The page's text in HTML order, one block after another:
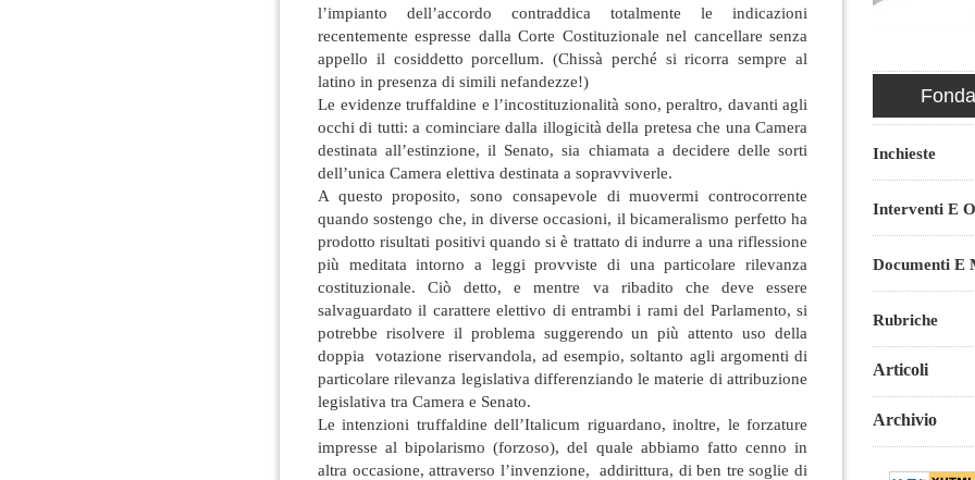
l’impianto dell’accordo contraddica totalmente le indicazioni
recentemente espresse dalla Corte Costituzionale nel cancellare senza
appello il cosiddetto porcellum. (Chissà perché si ricorra sempre al
latino in presenza di simili nefandezze!)
Le evidenze truffaldine e l’incostituzionalità sono, peraltro, davanti agli
occhi di tutti: a cominciare dalla illogicità della pretesa che una Camera
destinata all’estinzione, il Senato, sia chiamata a decidere delle sorti
dell’unica Camera elettiva destinata a sopravviverle.
A questo proposito, sono consapevole di muovermi controcorrente
quando sostengo che, in diverse occasioni, il bicameralismo perfetto ha
prodotto risultati positivi quando si è trattato di indurre a una riflessione
più meditata intorno a leggi provviste di una particolare rilevanza
costituzionale. Ciò detto, e mentre va ribadito che deve essere
salvaguardato il carattere elettivo di entrambi i rami del Parlamento, si
potrebbe risolvere il problema suggerendo un più attento uso della
doppia votazione riservandola, ad esempio, soltanto agli argomenti di
particolare rilevanza legislativa differenziando le materie di attribuzione
legislativa tra Camera e Senato.
Le intenzioni truffaldine dell’Italicum riguardano, inoltre, le forzature
impresse al bipolarismo (forzoso), del quale abbiamo fatto cenno in
altra occasione, attraverso l’invenzione, addirittura, di ben tre soglie di
Inchieste
Interventi E
Documenti E
Rubriche
Articoli
Archivio